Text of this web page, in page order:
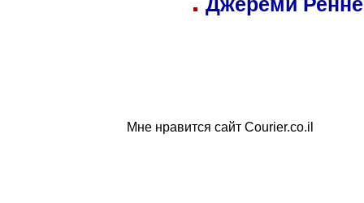
Джереми
Мне нравится сайт Courier.co.il